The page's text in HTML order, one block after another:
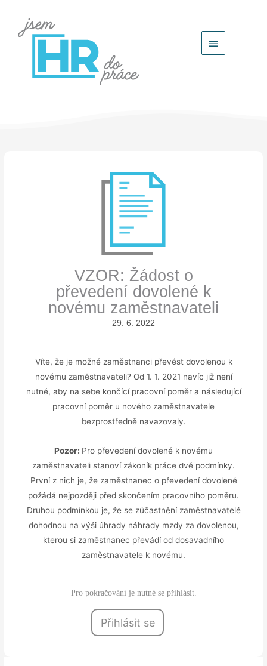
Hlavní
VZOR: Žádost o
převedení dovolené k
novému zaměstnavateli
29. 6. 2022
Víte, že je možné zaměstnanci převést dovolenou k
novému zaměstnavateli? Od 1. 1. 2021 navíc již není
nutné, aby na sebe končící pracovní poměr a následující
pracovní poměr u nového zaměstnavatele
bezprostředně navazovaly.
Pozor: Pro převedení dovolené k novému
zaměstnavateli stanoví zákoník práce dvě podmínky.
První z nich je, že zaměstnanec o převedení dovolené
požádá nejpozději před skončením pracovního poměru.
Druhou podmínkou je, že se zúčastnění zaměstnavatelé
dohodnou na výši úhrady náhrady mzdy za dovolenou,
kterou si zaměstnanec převádí od dosavadního
zaměstnavatele k novému.
Pro pokračování je nutné se přihlásit.
Přihlásit se